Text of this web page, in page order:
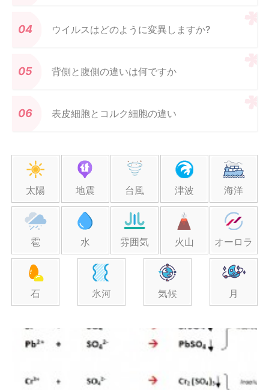
ウイルスはどのように変異しますか?
背側と腹側の違いは何ですか
表皮細胞とコルク細胞の違い
太陽 地震 台風 津波 海洋
雹 水 雰囲気 火山 オーロラ
石 氷河 気候 月